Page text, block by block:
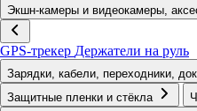
Экшн-камеры и видеокамеры,
GPS-трекер Держатели на руль
Зарядки, кабели, переходники,
Защитные пленки и стёкла